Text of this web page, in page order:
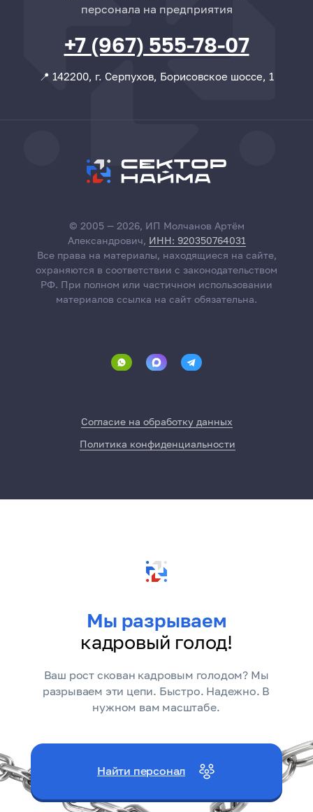
Согласие на обработку данных
Политика конфиденциальности
© 2005 — 2026, ИП Молчанов Артём
Александрович, ИНН: 920350764031
Все права на материалы, находящиеся на сайте,
охраняются в соответствии с законодательством
РФ. При полном или частичном использовании
материалов ссылка на сайт обязательна.
+7 (967) 555-78-07
📍 142200, г. Серпухов, Борисовское шоссе, 1
персонала на предприятия
Найти персонал
Мы разрываем
кадровый голод!
Ваш рост скован кадровым голодом? Мы
разрываем эти цепи. Быстро. Надежно. В
нужном вам масштабе.